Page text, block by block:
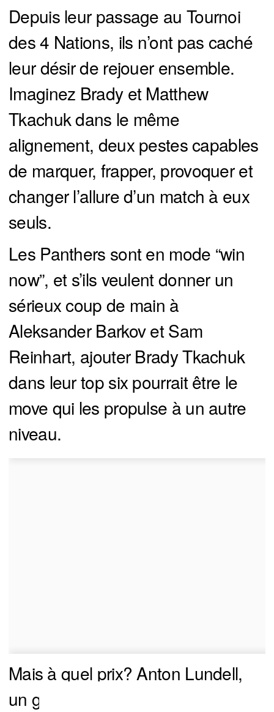
Depuis leur passage au Tournoi
des 4 Nations, ils n’ont pas caché
leur désir de rejouer ensemble.
Imaginez Brady et Matthew
Tkachuk dans le même
alignement, deux pestes capables
de marquer, frapper, provoquer et
changer l’allure d’un match à eux
seuls.
Les Panthers sont en mode “win
now”, et s’ils veulent donner un
sérieux coup de main à
Aleksander Barkov et Sam
Reinhart, ajouter Brady Tkachuk
dans leur top six pourrait être le
move qui les propulse à un autre
niveau.
Mais à quel prix? Anton Lundell,
un gros espoir, et un choix de